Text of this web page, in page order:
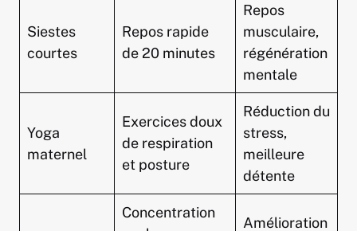
Siestes
courtes
Repos rapide
de 20 minutes
Repos
musculaire,
régénération
mentale
Yoga
maternel
Exercices doux
de respiration
et posture
Réduction du
stress,
meilleure
détente
Concentration
Amélioration